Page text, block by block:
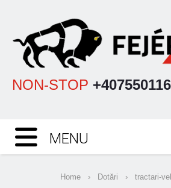
NON-STOP
MENU
Home › Dotări › tractari-